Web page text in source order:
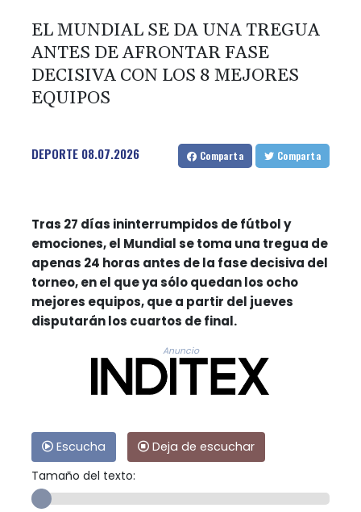
EL MUNDIAL SE DA UNA TREGUA
ANTES DE AFRONTAR FASE
DECISIVA CON LOS 8 MEJORES
EQUIPOS
DEPORTE 08.07.2026 Comparta Comparta
Tras 27 días ininterrumpidos de fútbol y
emociones, el Mundial se toma una tregua de
apenas 24 horas antes de la fase decisiva del
torneo, en el que ya sólo quedan los ocho
mejores equipos, que a partir del jueves
disputarán los cuartos de final.
Anuncio
Escucha
Deja de escuchar
Tamaño del texto: